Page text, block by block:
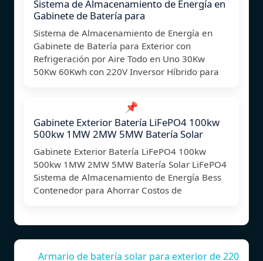
Sistema de Almacenamiento de Energía en
Gabinete de Batería para
Sistema de Almacenamiento de Energía en
Gabinete de Batería para Exterior con
Refrigeración por Aire Todo en Uno 30Kw
50Kw 60Kwh con 220V Inversor Híbrido para
📌
Gabinete Exterior Batería LiFePO4 100kw
500kw 1MW 2MW 5MW Batería Solar
Gabinete Exterior Batería LiFePO4 100kw
500kw 1MW 2MW 5MW Batería Solar LiFePO4
Sistema de Almacenamiento de Energía Bess
Contenedor para Ahorrar Costos de
Armario de batería solar para exterior de 220